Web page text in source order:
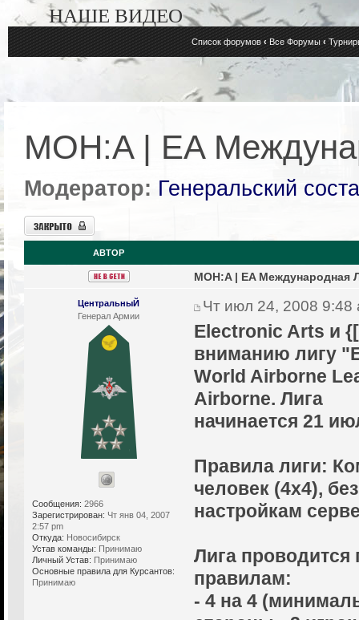
НАШЕ ВИДЕО
Список форумов ‹ Все Форумы ‹
MOH:A | EA
Модератор: Генеральский
Закрыто
АВТОР
ЦентральныЙ
Генерал Армии
Сообщения: 2966
Зарегистрирован: Чт янв 04, 2007
2:57 pm
Откуда: Новосибирск
Устав команды: Принимаю
Личный Устав: Принимаю
Основные правила для Курсантов:
Принимаю
MOH:A | EA Международная
Чт июл 24, 2008 9:48
Electronic Arts и
вниманию лигу
World Airborne
Airborne. Лига
начинается 21
Правила лиги:
человек (4х4),
настройкам
Лига
правилам:
- 4 на 4